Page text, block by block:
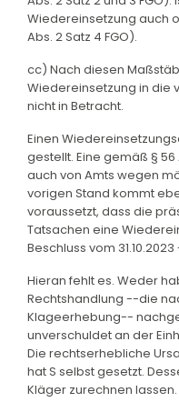
Wiedereinsetzung auch
Abs. 2 Satz 4 FGO).
cc) Nach diesen
Wiedereinsetzung in die
nicht in Betracht.
Einen
gestellt. Eine gemäß § 56
auch von Amts wegen
vorigen Stand kommt
voraussetzt, dass die
Tatsachen eine
Beschluss vom 31.10.2023
Hieran fehlt es. Weder
Rechtshandlung --die
Klageerhebung--
unverschuldet an der
Die rechtserhebliche
hat S selbst gesetzt.
Kläger zurechnen lassen.